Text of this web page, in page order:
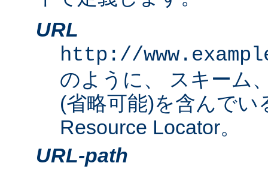
URL
http://
のように、 スキーム
(省略可能)を含んでい
Resource Locator。
URL-path